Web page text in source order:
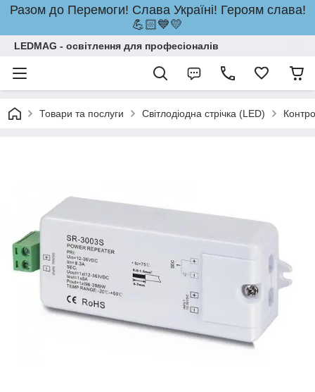
Разом до Перемоги! Слава Україні! Героям слава!
💪🏻💙💛
LEDMAG - освітлення для професіоналів
Товари та послуги Світлодіодна стрічка (LED)